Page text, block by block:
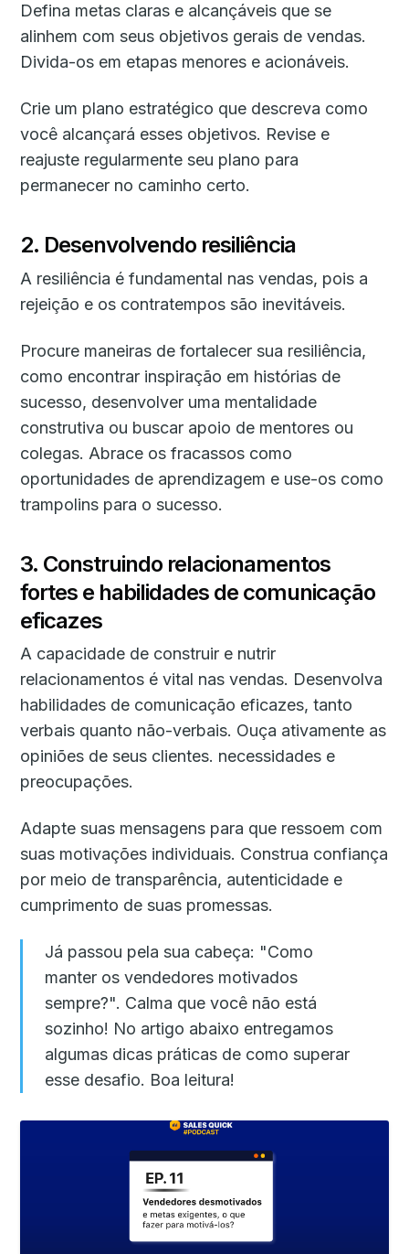
Defina metas claras e alcançáveis ​​que se
alinhem com seus objetivos gerais de vendas.
Divida-os em etapas menores e acionáveis.
Crie um plano estratégico que descreva como
você alcançará esses objetivos. Revise e
reajuste regularmente seu plano para
permanecer no caminho certo.
2. Desenvolvendo resiliência
A resiliência é fundamental nas vendas, pois a
rejeição e os contratempos são inevitáveis.
Procure maneiras de fortalecer sua resiliência,
como encontrar inspiração em histórias de
sucesso, desenvolver uma mentalidade
construtiva ou buscar apoio de mentores ou
colegas. Abrace os fracassos como
oportunidades de aprendizagem e use-os como
trampolins para o sucesso.
3. Construindo relacionamentos
fortes e habilidades de comunicação
eficazes
A capacidade de construir e nutrir
relacionamentos é vital nas vendas. Desenvolva
habilidades de comunicação eficazes, tanto
verbais quanto não-verbais. Ouça ativamente as
opiniões de seus clientes. necessidades e
preocupações.
Adapte suas mensagens para que ressoem com
suas motivações individuais. Construa confiança
por meio de transparência, autenticidade e
cumprimento de suas promessas.
Já passou pela sua cabeça: "Como
manter os vendedores motivados
sempre?". Calma que você não está
sozinho! No artigo abaixo entregamos
algumas dicas práticas de como superar
esse desafio. Boa leitura!